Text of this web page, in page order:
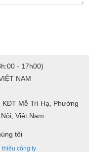
- 17h00)
NAM
KĐT Mễ Trì Hạ, Phường
Việt Nam
tôi
thiệu công ty